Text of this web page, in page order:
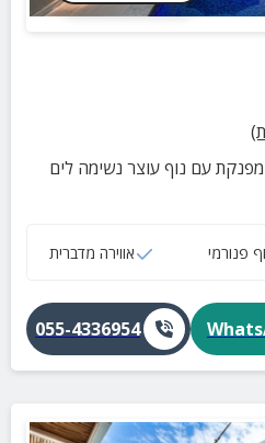
עם נוף עוצר נשימה לים
פנורמי אווירה מדברית
055-4336954